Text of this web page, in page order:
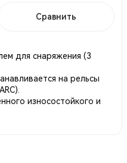
Сравнить
для снаряжения (3
на рельсы
износостойкого и
аксессуары.
под